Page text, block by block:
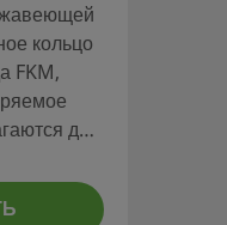
кольцо
FKM,
для